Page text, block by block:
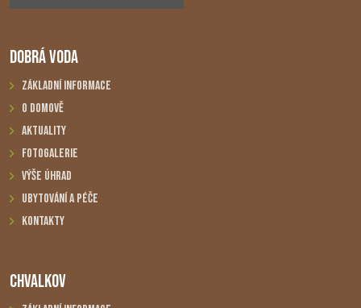
DOBRÁ VODA
Základní informace
O domově
Aktuality
Fotogalerie
Výše úhrad
Ubytování a péče
Kontakty
CHVALKOV